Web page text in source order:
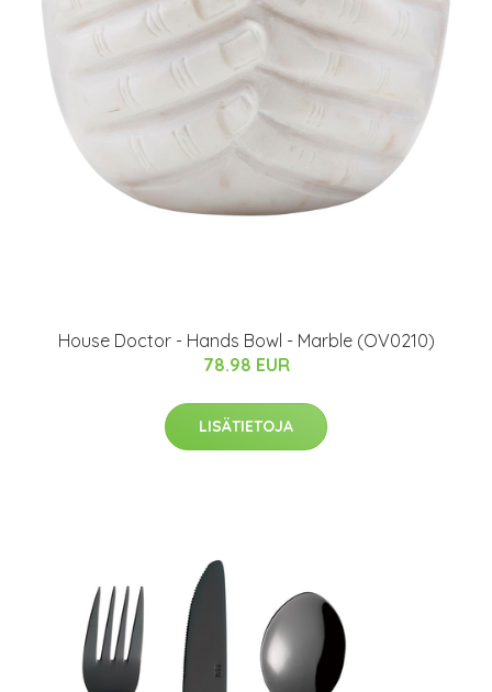
House Doctor - Hands Bowl - Marble (OV0210)
78.98 EUR
LISÄTIETOJA